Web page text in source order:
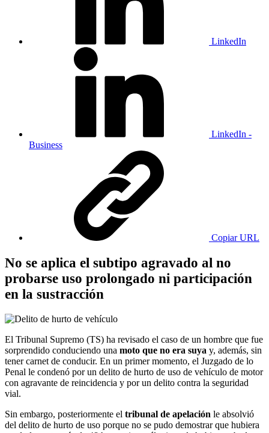
LinkedIn
LinkedIn -
Business
Copiar URL
No se aplica el subtipo agravado al no
probarse uso prolongado ni participación
en la sustracción
El Tribunal Supremo (TS) ha revisado el caso de un hombre que fue
sorprendido conduciendo una moto que no era suya y, además, sin
tener carnet de conducir. En un primer momento, el Juzgado de lo
Penal le condenó por un delito de hurto de uso de vehículo de motor
con agravante de reincidencia y por un delito contra la seguridad
vial.
Sin embargo, posteriormente el tribunal de apelación le absolvió
del delito de hurto de uso porque no se pudo demostrar que hubiera